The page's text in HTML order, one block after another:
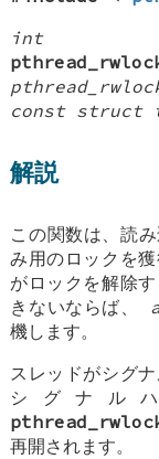
int
const struct
解説
この関数は、読
み用のロックを
がロックを解除
きないならば、
機します。
スレッドがシグ
シグナル
再開されます。